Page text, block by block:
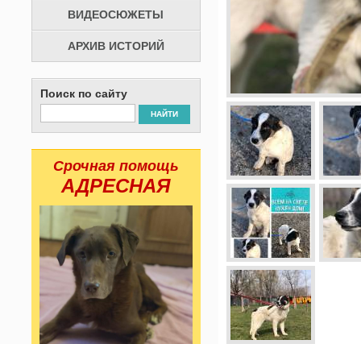
ВИДЕОСЮЖЕТЫ
АРХИВ ИСТОРИЙ
Поиск по сайту
НАЙТИ
Срочная помощь
АДРЕСНАЯ